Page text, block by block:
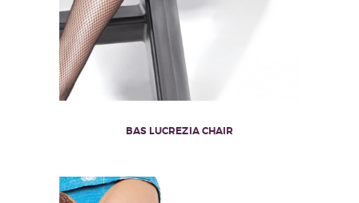
BAS LUCREZIA CHAIR